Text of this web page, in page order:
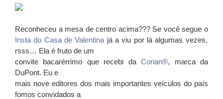
Reconheceu a mesa de centro acima??? Se você segue o
Insta do Casa de Valentina já a viu por lá algumas vezes,
rsss… Ela é fruto de um
convite bacarérrimo que recebi daCorian®, marca da
DuPont. Eu e
mais nove editores dos mais importantes veículos do país
fomos convidados a